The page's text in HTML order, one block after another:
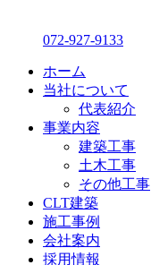
072-927-9133
ホーム
当社について
代表紹介
事業内容
建築工事
土木工事
その他工事
CLT建築
施工事例
会社案内
採用情報